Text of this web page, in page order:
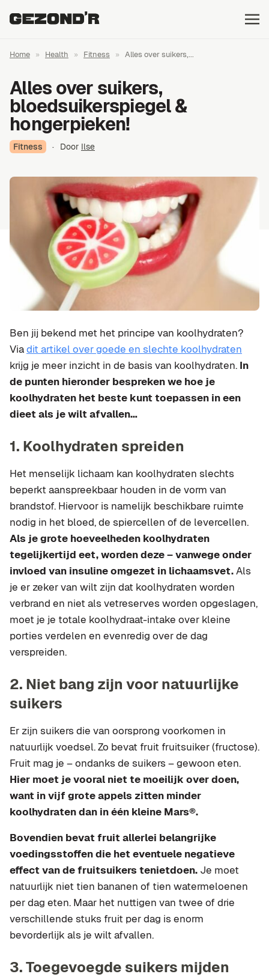
Home » Health » Fitness » Alles over suikers,...
Alles over suikers,
bloedsuikerspiegel &
hongerpieken!
Fitness · Door Ilse
Ben jij bekend met het principe van koolhydraten?
Viadit artikel over goede en slechte koolhydraten
krijg je meer inzicht in de basis van koolhydraten. In
de punten hieronder bespreken we hoe je
koolhydraten het beste kunt toepassen in een
dieet als je wilt afvallen…
1. Koolhydraten spreiden
Het menselijk lichaam kan koolhydraten slechts
beperkt aanspreekbaar houden in de vorm van
brandstof. Hiervoor is namelijk beschikbare ruimte
nodig in het bloed, de spiercellen of de levercellen.
Als je grote hoeveelheden koolhydraten
tegelijkertijd eet, worden deze – vanwege onder
invloed van insuline omgezet in lichaamsvet.Als
je er zeker van wilt zijn dat koolhydraten worden
verbrand en niet als vetreserves worden opgeslagen,
moet je je totale koolhydraat-intake over kleine
porties verdelen en evenredig over de dag
verspreiden.
2. Niet bang zijn voor natuurlijke
suikers
Er zijn suikers die van oorsprong voorkomen in
natuurlijk voedsel. Zo bevat fruit fruitsuiker (fructose).
Fruit mag je – ondanks de suikers – gewoon eten.
Hier moet je vooral niet te moeilijk over doen,
want in vijf grote appels zitten minder
koolhydraten dan in één kleine Mars®.
Bovendien bevat fruit allerlei belangrijke
voedingsstoffen die het eventuele negatieve
effect van de fruitsuikers tenietdoen. Je moet
natuurlijk niet tien bananen of tien watermeloenen
per dag eten. Maar het nuttigen van twee of drie
verschillende stuks fruit per dag is enorm
bevorderlijk als je wilt afvallen.
3. Toegevoegde suikers mijden